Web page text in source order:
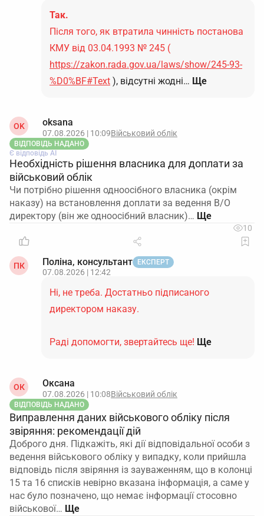
Так.
Після того, як втратила чинність постанова
КМУ від 03.04.1993 № 245 (
https://zakon.rada.gov.ua/laws/show/245-93-
%D0%BF#Text ), відсутні жодні… Ще
OK oksana
07.08.2026 | 10:09Військовий облік
ВІДПОВІДЬ НАДАНО
Є відповідь АІ
Необхідність рішення власника для доплати за
військовий облік
Чи потрібно рішення одноосібного власника (окрім
наказу) на встановлення доплати за ведення В/О
директору (він же одноосібний власник)…
10
ПК Поліна, консультант ЕКСПЕРТ
07.08.2026 | 12:42
Ні, не треба. Достатньо підписаного
директором наказу.
Раді допомогти, звертайтесь ще! Ще
ОК Оксана
07.08.2026 | 10:08Військовий облік
ВІДПОВІДЬ НАДАНО
Виправлення даних військового обліку після
звіряння: рекомендації дій
Доброго дня. Підкажіть, які дії відповідальної особи з
ведення військового обліку у випадку, коли прийшла
відповідь після звіряння із зауваженням, що в колонці
15 та 16 списків невірно вказана інформація, а саме у
нас було позначено, що немає інформації стосовно
військової…